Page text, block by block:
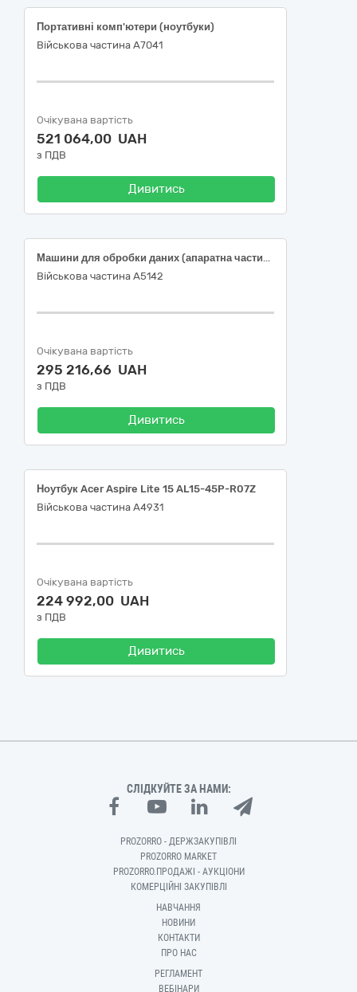
Портативні комп'ютери (ноутбуки)
Військова частина А7041
Очікувана вартість
521 064,00 UAH
з ПДВ
Дивитись
Машини для обробки даних (апаратна частина)
Військова частина А5142
Очікувана вартість
295 216,66 UAH
з ПДВ
Дивитись
Ноутбук Acer Aspire Lite 15 AL15-45P-R07Z
Військова частина А4931
Очікувана вартість
224 992,00 UAH
з ПДВ
Дивитись
СЛІДКУЙТЕ ЗА НАМИ:
PROZORRO - ДЕРЖЗАКУПІВЛІ
PROZORRO MARKET
PROZORRO.ПРОДАЖІ - АУКЦІОНИ
КОМЕРЦІЙНІ ЗАКУПІВЛІ
НАВЧАННЯ
НОВИНИ
КОНТАКТИ
ПРО НАС
РЕГЛАМЕНТ
ВЕБІНАРИ